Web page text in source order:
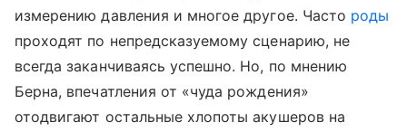
измерению давления и многое другое. Часто роды
проходят по непредсказуемому сценарию, не
всегда заканчиваясь успешно. Но, по мнению
Берна, впечатления от «чуда рождения»
отодвигают остальные хлопоты акушеров на